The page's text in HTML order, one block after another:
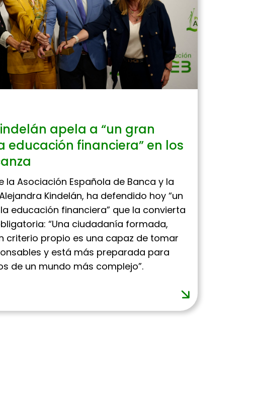
apela a “un gran
educación financiera” en los
la Asociación Española de Banca y la
Kindelán, ha defendido hoy “un
educación financiera” que la convierta
“Una ciudadanía formada,
criterio propio es una capaz de tomar
y está más preparada para
de un mundo más complejo”.